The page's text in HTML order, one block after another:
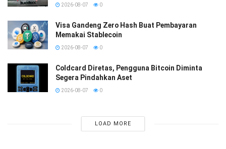
2026-08-07 0
Visa Gandeng Zero Hash Buat Pembayaran
Memakai Stablecoin
2026-08-07 0
Coldcard Diretas, Pengguna Bitcoin Diminta
Segera Pindahkan Aset
2026-08-07 0
LOAD MORE